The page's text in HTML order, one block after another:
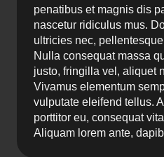
penatibus et magnis dis
nascetur ridiculus mus.
ultricies nec,
Nulla consequat massa
justo, fringilla vel, aliquet
Vivamus elementum
vulputate eleifend tellus.
porttitor eu, consequat
Aliquam lorem ante,